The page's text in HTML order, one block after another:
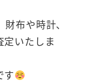
布や時計、
定いたしま
す